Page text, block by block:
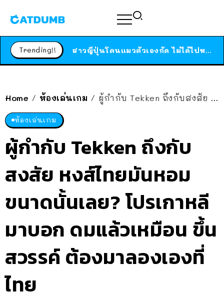
Trending!! ได้เวลาเด็กหนวดรวมตัว RF Online Next เปิดให้เล่นแล้ว เกม Sci-Fi MMORPG ระดับตำนาน เล่นได้ทั้งมือถือและ PC
Home / ห้องเล่นเกม / ผู้กำกับ Tekken ถึงกับสงสัย หงส์ไทยมันหอมขนาดนั้นเลย? โปรเกาหลีมาบอก ดมแล้วเหมือน ขึ้นสวรรค์ ต้องมาลองเองที่ไทย
ห้องเล่นเกม
ผู้กำกับ Tekken ถึงกับ
สงสัย หงส์ไทยมันหอม
ขนาดนั้นเลย? โปรเกาหลี
มาบอก ดมแล้วเหมือน ขึ้น
สวรรค์ ต้องมาลองเองที่
ไทย